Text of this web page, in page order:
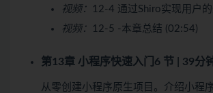
视频：
12-4 通过Shiro实现用户
视频：
12-5 -本章总结 (02:54)
第13章 小程序快速入门 6 节 | 39分
从零创建小程序原生项目。介绍小程